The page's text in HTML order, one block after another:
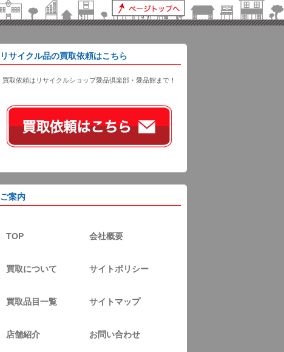
リサイクル品の買取依頼はこちら
買取依頼はリサイクルショップ愛品倶楽部・愛品館まで！
ご案内
TOP 会社概要
買取について サイトポリシー
買取品目一覧 サイトマップ
店舗紹介 お問い合わせ